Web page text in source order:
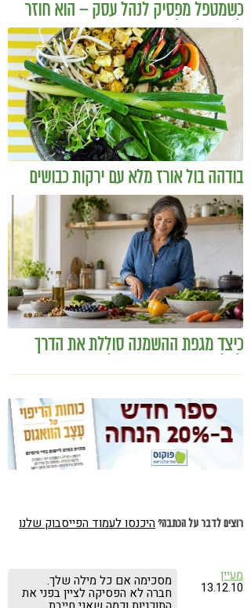
כשמטפל מפסיק לנהל עסק – הוא חוזר
להיות מטפל
בודהה בול אורז מלא עם ירקות כבושים
ומקושקשת טופו
כיצד מגפת ההשמנה סוללת את הדרך
האינטגרטיבית
רוצים לדבר על הכתבה? היכנסו לעמוד הפייסבוק שלנו
מעיין
13.12.10 מסכימה אם כל מילה שלך.
חברה לא הפסיקה לציין בפני את